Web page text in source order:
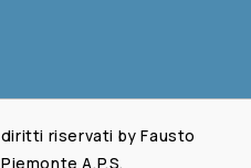
riservati by Fausto
A.P.S.